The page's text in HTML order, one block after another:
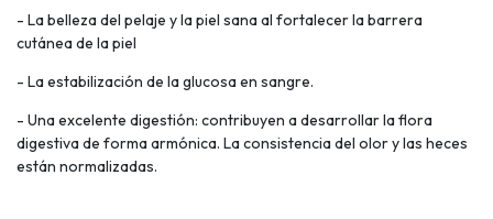
- La belleza del pelaje y la piel sana al fortalecer la barrera
cutánea de la piel
- La estabilización de la glucosa en sangre.
- Una excelente digestión: contribuyen a desarrollar la flora
digestiva de forma armónica. La consistencia del olor y las heces
están normalizadas.